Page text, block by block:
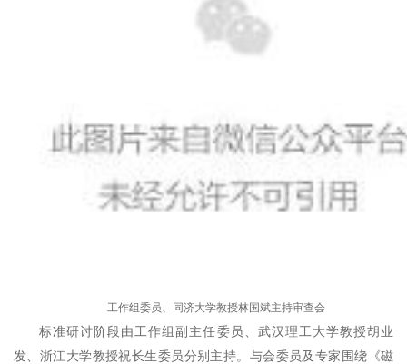
工作组委员、同济大学教授林国斌主持审查会
标准研讨阶段由工作组副主任委员、武汉理工大学教授胡业
发、浙江大学教授祝长生委员分别主持。与会委员及专家围绕《磁